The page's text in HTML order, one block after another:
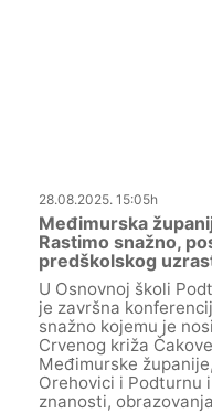
28.08.2025. 15:05h
Međimurska
Rastimo snažno,
predškolskog
U Osnovnoj školi
je završna
snažno kojemu je
Crvenog križa
Međimurske
Orehovici i Podturnu
znanosti,